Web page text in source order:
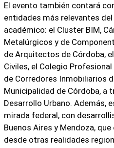
El evento también contará
entidades más relevantes
académico: el Cluster BIM,
Metalúrgicos y de
de Arquitectos de Córdoba,
Civiles, el Colegio
de Corredores Inmobiliarios
Municipalidad de Córdoba, a
Desarrollo Urbano. Además,
mirada federal, con
Buenos Aires y Mendoza,
desde otras realidades